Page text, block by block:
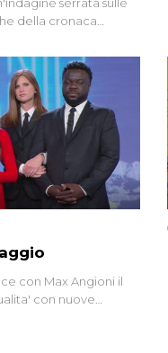
della cronaca
di attentati tra
inquietantemente,
in libertà. Lo speciale
sul Mostro di
appaiono ancora
di dubbi mai
anche
Romano, realizzata
con Max Angioni il
con nuove